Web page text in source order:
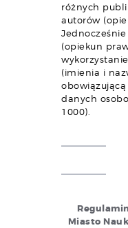
różnych
autorów
(opiekun
(imienia i
danych
1000).
Miasto